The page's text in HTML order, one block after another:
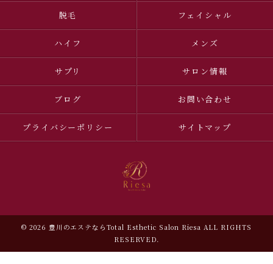
脱毛 フェイシャル
ハイフ メンズ
サプリ サロン情報
ブログ お問い合わせ
プライバシーポリシー サイトマップ
© 2026 豊川のエステならTotal Esthetic Salon Riesa ALL RIGHTS
RESERVED.